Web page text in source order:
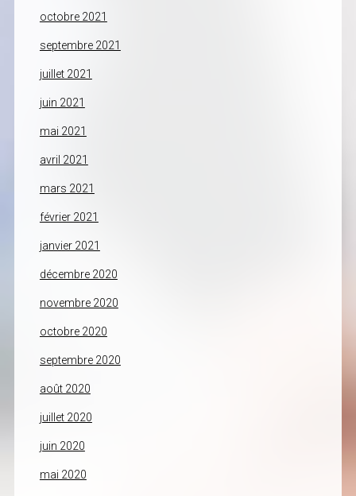
octobre 2021
septembre 2021
juillet 2021
juin 2021
mai 2021
avril 2021
mars 2021
février 2021
janvier 2021
décembre 2020
novembre 2020
octobre 2020
septembre 2020
août 2020
juillet 2020
juin 2020
mai 2020